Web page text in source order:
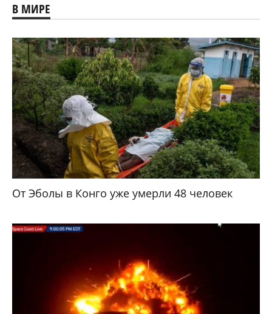
В МИРЕ
От Эболы в Конго уже умерли 48 человек